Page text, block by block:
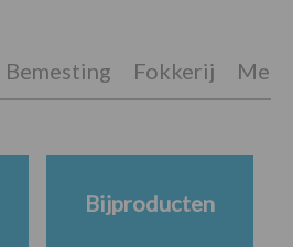
Bemesting Fokkerij
Bijproducten